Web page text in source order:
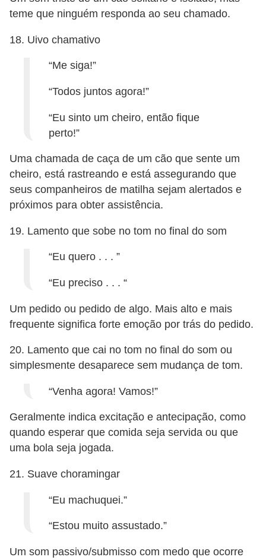
teme que ninguém responda ao seu chamado.
18. Uivo chamativo
“Me siga!”
“Todos juntos agora!”
“Eu sinto um cheiro, então fique
perto!”
Uma chamada de caça de um cão que sente um
cheiro, está rastreando e está assegurando que
seus companheiros de matilha sejam alertados e
próximos para obter assistência.
19. Lamento que sobe no tom no final do som
“Eu quero . . . ”
“Eu preciso . . . “
Um pedido ou pedido de algo. Mais alto e mais
frequente significa forte emoção por trás do pedido.
20. Lamento que cai no tom no final do som ou
simplesmente desaparece sem mudança de tom.
“Venha agora! Vamos!”
Geralmente indica excitação e antecipação, como
quando esperar que comida seja servida ou que
uma bola seja jogada.
21. Suave choramingar
“Eu machuquei.”
“Estou muito assustado.”
Um som passivo/submisso com medo que ocorre